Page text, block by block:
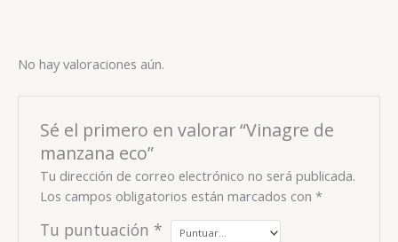
No hay valoraciones aún.
Sé el primero en valorar “Vinagre de
manzana eco”
Tu dirección de correo electrónico no será publicada.
Los campos obligatorios están marcados con*
Tu puntuación *